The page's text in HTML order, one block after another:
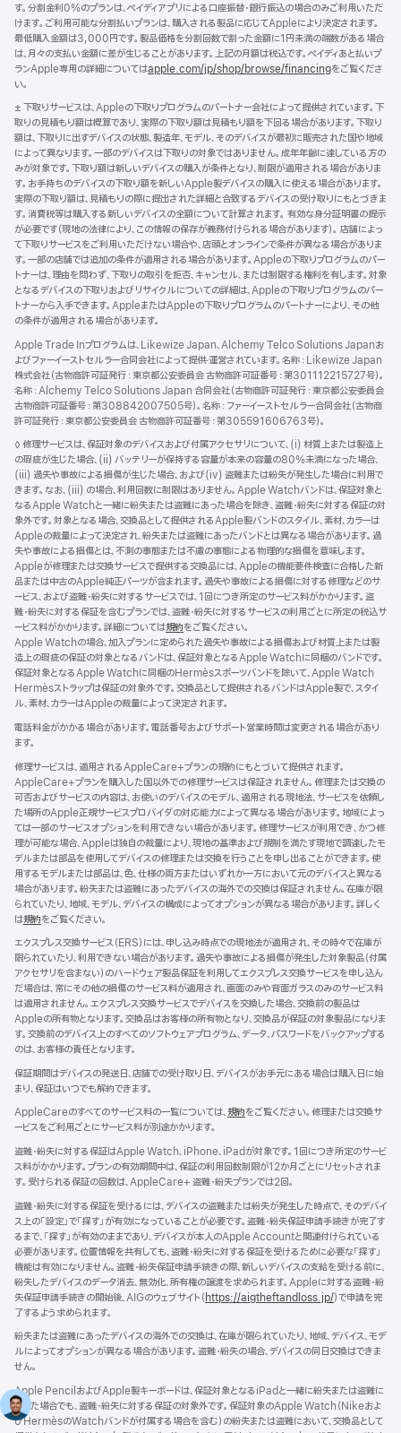
タ
ー
す。分割金利0%のプランは、ペイディアプリによる口座振替・銀行振込の場合のみご利用いただ
けます。ご利用可能な分割払いプランは、購入される製品に応じてAppleにより決定されます。
最低購入金額は3,000円です。製品価格を分割回数で割った金額に1円未満の端数がある場合
は、月々の支払い金額に差が生じることがあります。上記の月額は税込です。ペイディあと払いプ
ランApple専用の詳細についてはapple.com/jp/shop/browse/financingをご覧くださ
い。
脚
注
± 下取りサービスは、Appleの下取りプログラムのパートナー会社によって提供されています。下
取りの見積もり額は概算であり、実際の下取り額は見積もり額を下回る場合があります。下取り
額は、下取りに出すデバイスの状態、製造年、モデル、そのデバイスが最初に販売された国や地域
によって異なります。一部のデバイスは下取りの対象ではありません。成年年齢に達している方の
みが対象です。下取り額は新しいデバイスの購入が条件となり、制限が適用される場合がありま
す。お手持ちのデバイスの下取り額を新しいApple製デバイスの購入に使える場合があります。
実際の下取り額は、見積もりの際に提出された詳細と合致するデバイスの受け取りにもとづきま
す。消費税等は購入する新しいデバイスの全額について計算されます。 有効な身分証明書の提示
が必要です（現地の法律により、この情報の保存が義務付けられる場合があります）。 店舗によっ
て下取りサービスをご利用いただけない場合や、店頭とオンラインで条件が異なる場合がありま
す。一部の店舗では追加の条件が適用される場合があります。Appleの下取りプログラムのパー
トナーは、理由を問わず、下取りの取引を拒否、キャンセル、または制限する権利を有します。対象
となるデバイスの下取りおよびリサイクルについての詳細は、Appleの下取りプログラムのパー
トナーから入手できます。AppleまたはAppleの下取りプログラムのパートナーにより、その他
の条件が適用される場合があります。
Apple Trade Inプログラムは、Likewize Japan、Alchemy Telco Solutions Japanお
よびファーイーストセルラー合同会社によって提供‧運営されています。名称：Likewize Japan
株式会社（古物商許可証発行：東京都公安委員会 古物商許可証番号：第301112215727号）。
名称：Alchemy Telco Solutions Japan 合同会社（古物商許可証発行：東京都公安委員会
古物商許可証番号：第308842007505号）。名称：ファーイーストセルラー合同会社（古物商
許可証発行：東京都公安委員会 古物商許可証番号：第305591606763号）。
脚
注
◊ 修理サービスは、保証対象のデバイスおよび付属アクセサリについて、(i) 材質上または製造上
の瑕疵が生じた場合、(ii) バッテリーが保持する容量が本来の容量の80%未満になった場合、
(iii) 過失や事故による損傷が生じた場合、および(iv) 盗難または紛失が発生した場合に利用で
きます。なお、(iii) の場合、利用回数に制限はありません。Apple Watchバンドは、保証対象と
なるApple Watchと一緒に紛失または盗難にあった場合を除き、盗難・紛失に対する保証の対
象外です。対象となる場合、交換品として提供されるApple製バンドのスタイル、素材、カラーは
Appleの裁量によって決定され、紛失または盗難にあったバンドとは異なる場合があります。過
失や事故による損傷とは、不測の事態または不慮の事態による物理的な損傷を意味します。
Appleが修理または交換サービスで提供する交換品には、Appleの機能要件検査に合格した新
品または中古のApple純正パーツが含まれます。過失や事故による損傷に対する修理などのサ
ービス、および盗難・紛失に対するサービスでは、1回につき所定のサービス料がかかります。盗
難・紛失に対する保証を含むプランでは、盗難・紛失に対するサービスの利用ごとに所定の税込サ
ービス料がかかります。詳細については規約（新
規
ウ
イ
ン
ド
で
き
ま
す）
をご覧ください。
Apple Watchの場合、加入プランに定められた過失や事故による損傷および材質上または製
造上の瑕疵の保証の対象となるバンドは、保証対象となるApple Watchに同梱のバンドです。
保証対象となるApple Watchに同梱のHermèsスポーツバンドを除いて、Apple Watch
Hermèsストラップは保証の対象外です。交換品として提供されるバンドはApple製で、スタイ
ル、素材、カラーはAppleの裁量によって決定されま す 。
電話料金がかかる場合があります。電話番号およびサポート営業時間は変更される場合があり
ます。
修理サービスは、適用されるAppleCare+プランの規約にもとづいて提供されます。
AppleCare+プランを購入した国以外での修理サービスは保証されません。修理または交換の
可否およびサービスの内容は、お使いのデバイスのモデル、適用される現地法、サービスを依頼し
た場所のApple正規サービスプロバイダの対応能力によって異なる場合があります。地域によっ
ては一部のサービスオプションを利用できない場合があります。修理サービスが利用でき、かつ修
理が可能な場合、Appleは独自の裁量により、現地の基準および規制を満たす現地で調達したモ
デルまたは部品を使用してデバイスの修理または交換を行うことを申し出ることができます。使
用するモデルまたは部品は、色、仕様の両方またはいずれか一方において元のデバイスと異なる
場合があります。紛失または盗難にあったデバイスの海外での交換は保証されません。在庫が限
られていたり、地域、モデル、デバイスの構成によってオプションが異なる場合があります。詳しく
は規約（新
ウ
イ
ン
ド
ウ
で
開
き
ま
す）
をご覧ください。
エクスプレス交換サービス（ERS）には、申し込み時点での現地法が適用され、その時々で在庫が
限られていたり、利用できない場合があります。過失や事故による損傷が発生した対象製品（付属
アクセサリを含まない）のハードウェア製品保証を利用してエクスプレス交換サービスを申し込ん
だ場合は、常にその他の損傷のサービス料が適用され、画面のみや背面ガラスのみのサービス料
は適用されません。エクスプレス交換サービスでデバイスを交換した場合、交換前の製品は
Appleの所有物となります。交換品はお客様の所有物となり、交換品が保証の対象製品になりま
す。交換前のデバイス上のすべてのソフトウェアプログラム、データ、パスワードをバックアップする
のは、お客様の責任となります。
保証期間はデバイスの発送日、店舗での受け取り日、デバイスがお手元にある場合は購入日に始
まり、保証はいつでも解約できます。
AppleCareのすべてのサービス料の一覧については、規約（新
イ
ン
ド
ウ
で
開
き
ま
す）
をご覧ください。修理または交換サ
ービスをご利用ごとにサービス料が別途かかります。
盗難・紛失に対する保証はApple Watch、iPhone、iPadが対象です。1回につき所定のサービ
ス料がかかります。プランの有効期間中は、保証の利用回数制限が12か月ごとにリセットされま
す。受けられる保証の回数は、AppleCare+ 盗難・紛失プランでは2回。
盗難・紛失に対する保証を受けるには、デバイスの盗難または紛失が発生した時点で、そのデバイ
ス上の「設定」で「探す」が有効になっていることが必要です。盗難・紛失保証申請手続きが完了す
るまで、「探す」が有効のままであり、デバイスが本人のApple Accountと関連付けられている
必要があります。位置情報を共有しても、盗難・紛失に対する保証を受けるために必要な「探す」
機能は有効になりません。盗難・紛失保証申請手続きの際、新しいデバイスの支給を受ける前に、
紛失したデバイスのデータ消去、無効化、所有権の譲渡を求められます。Appleに対する盗難・紛
失保証申請手続きの開始後、AIGのウェブサイト（https://aigtheftandloss.jp/（新
イ
ン
ウ
で
開
）で申請を完
了するよう求められます。
紛失または盗難にあったデバイスの海外での交換は、在庫が限られていたり、地域、デバイス、モデ
ルによってオプションが異なる場合があります。盗難・紛失の場合、デバイスの同日交換はできま
せん。
Apple PencilおよびApple製キーボードは、保証対象となるiPadと一緒に紛失または盗難に
あった場合でも、盗難・紛失に対する保証の対象外です。保証対象のApple Watch（Nikeおよ
びHermèsのWatchバンドが付属する場合を含む）の紛失または盗難において、交換品として